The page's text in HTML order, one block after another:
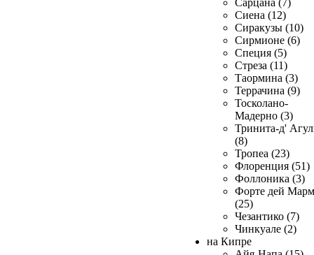
Сарцана (7)
Сиена (12)
Сиракузы (10)
Сирмионе (6)
Специя (5)
Стреза (11)
Таормина (3)
Террачина (9)
Тосколано-
Мадерно (3)
Тринита-д'
(8)
Тропеа (23)
Флоренция (51)
Фоллоника (3)
Форте дей
(25)
Чезантико (7)
Чинкуале (2)
на Кипре